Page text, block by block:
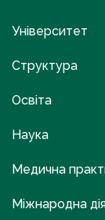
Університет
Структура
Освіта
Наука
Медична
Міжнародна